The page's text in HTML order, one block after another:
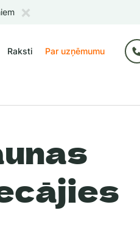
Raksti Par uzņēmumu